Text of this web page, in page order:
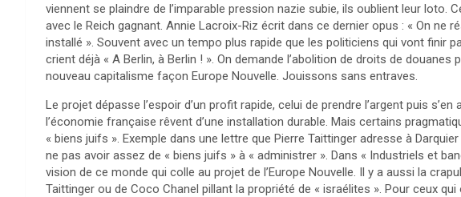
viennent se plaindre de l’imparable pression nazie subie, ils oublient leur loto.
avec le Reich gagnant. Annie Lacroix-Riz écrit dans ce dernier opus : « On ne
installé ». Souvent avec un tempo plus rapide que les politiciens qui vont finir
crient déjà « A Berlin, à Berlin ! ». On demande l’abolition de droits de
nouveau capitalisme façon Europe Nouvelle. Jouissons sans entraves.
Le projet dépasse l’espoir d’un profit rapide, celui de prendre l’argent puis
l’économie française rêvent d’une installation durable. Mais certains
« biens juifs ». Exemple dans une lettre que Pierre Taittinger adresse à
ne pas avoir assez de « biens juifs » à « administrer ». Dans « Industriels et
vision de ce monde qui colle au projet de l’Europe Nouvelle. Il y a aussi la
Taittinger ou de Coco Chanel pillant la propriété de « israélites ». Pour ceux